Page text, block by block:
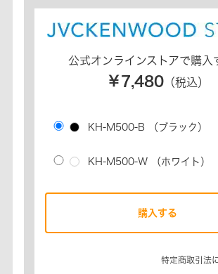
公式オンラインストアで購入
￥7,480（税込）
KH-M500-B （ブラック）
KH-M500-W （ホワイト）
購入する
特定商取引法